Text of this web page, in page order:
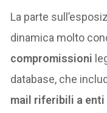
La parte
dinamica molto
compromissioni
database, che
mail riferibili a enti